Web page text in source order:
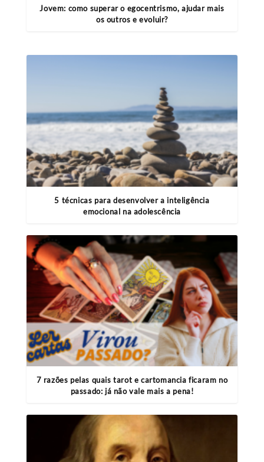
Jovem: como superar o egocentrismo, ajudar mais
os outros e evoluir?
5 técnicas para desenvolver a inteligência
emocional na adolescência
7 razões pelas quais tarot e cartomancia ficaram no
passado: já não vale mais a pena!